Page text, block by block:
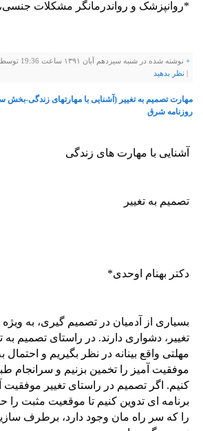
*روانپزشک و رواندرمانگر مشکلات
+
نوشته شده در
نظر بدهيد
مهارت تصمیم به تغییر (آشنایی با مهارتهای زندگی-
روزنامه شرق
آشنایی با مهارت های زندگی
تصمیم به تغییر
دکتر بهنام اوحدی*
بسیاری از آدمیان در تصمیم گیری، به
تغییر، دشواری دارند. در راستای تصمیم
مهلتی واقع بینانه در نظر بگیریم و
موفقیت آمیز را تخمین بزنیم و سرانجام
کنیم. اگر تصمیم در راستای تغییر موفقیت
برنامه ای تدوین کنیم تا موقعیت مثبت را
را که سر راه مان وجود دارد، برطرف